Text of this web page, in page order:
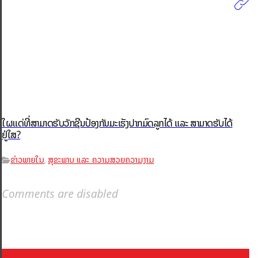
ໃຜແດ່ທີ່ສາມາດຮັບວັກຊີນປ້ອງກັນມະເຮັງປາກມົດລູກໄດ້ ແລະ ສາມາດຮັບໄດ້
ຢູ່ໃສ?
ຂ່າວພາຍໃນ, ສຸຂະພາບ ແລະ ຄວາມສວຍຄວາມງາມ
Comments are disabled